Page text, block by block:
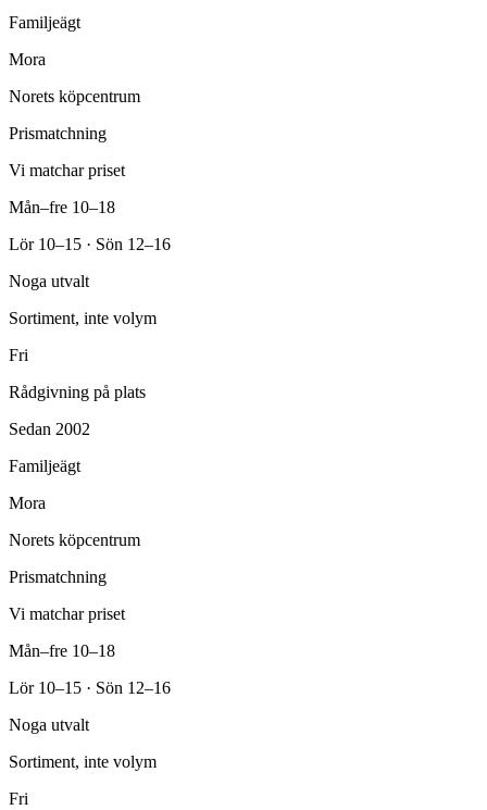
Familjeägt
Mora
Norets köpcentrum
Prismatchning
Vi matchar priset
Mån–fre 10–18
Lör 10–15 · Sön 12–16
Noga utvalt
Sortiment, inte volym
Fri
Rådgivning på plats
Sedan 2002
Familjeägt
Mora
Norets köpcentrum
Prismatchning
Vi matchar priset
Mån–fre 10–18
Lör 10–15 · Sön 12–16
Noga utvalt
Sortiment, inte volym
Fri